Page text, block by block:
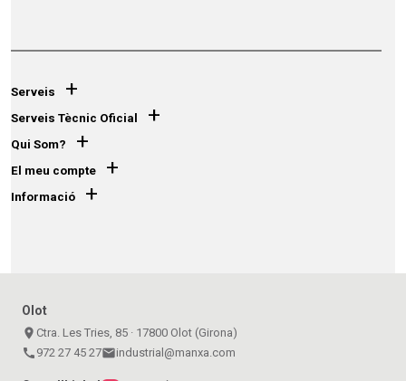
Serveis +
Serveis Tècnic Oficial +
Qui Som? +
El meu compte +
Informació +
Olot
place Ctra. Les Tries, 85 · 17800 Olot (Girona)
call 972 27 45 27emailindustrial@manxa.com